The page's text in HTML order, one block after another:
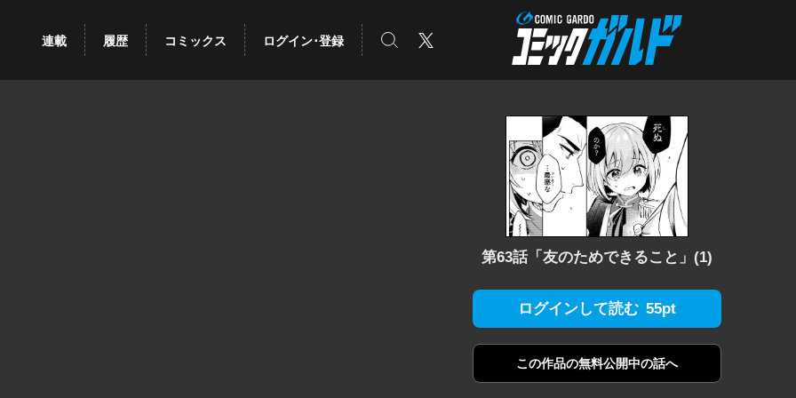
コミックガルド
連載 履歴 コミックス ログイン･登録 検索 X
第63話「友のためできること」(1)
ログインして読む 55pt
この作品の無料公開中の話へ